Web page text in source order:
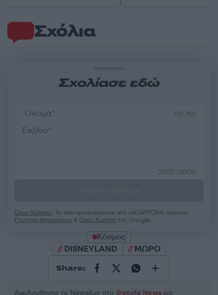
Σχόλια
Σχολίασε εδώ
50 /50
2000 /2000
Όροι Χρήσης. Το site προστατεύεται από reCAPTCHA, ισχύουν
Πολιτική Απορρήτου &Όροι Χρήσης της Google.
Κόσμος
DISNEYLAND
ΜΩΡΟ
Share:
Ακολουθήστε το Νewsit.gr στο Google News και